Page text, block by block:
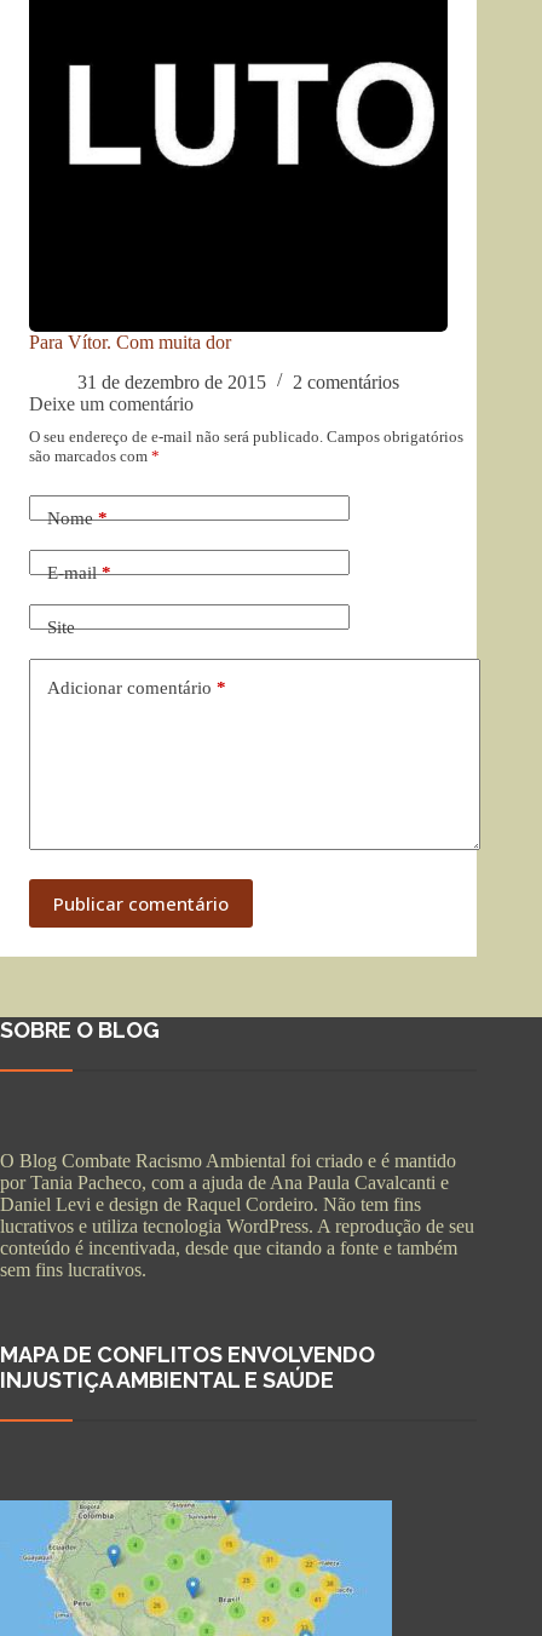
Para Vítor. Com muita dor
31 de dezembro de 2015
2 comentários
Deixe um comentário
O seu endereço de e-mail não será publicado. Campos obrigatórios
são marcados com *
Nome*
E-mail*
Site
Adicionar comentário *
Publicar comentário
SOBRE O BLOG
O Blog Combate Racismo Ambiental foi criado e é mantido
por Tania Pacheco, com a ajuda de Ana Paula Cavalcanti e
Daniel Levi e design de Raquel Cordeiro. Não tem fins
lucrativos e utiliza tecnologia WordPress. A reprodução de seu
conteúdo é incentivada, desde que citando a fonte e também
sem fins lucrativos.
MAPA DE CONFLITOS ENVOLVENDO
INJUSTIÇA AMBIENTAL E SAÚDE